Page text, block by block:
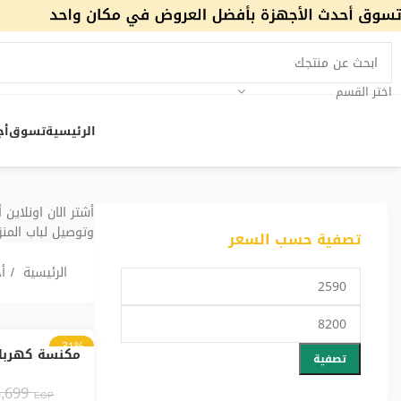
اختر القسم
الرئيسيةتسوق
تصفية حسب السعر
تصفية
أشتر الان
وتوصيل لباب
الرئيسية
-31%
وات – XB1012/10EGP